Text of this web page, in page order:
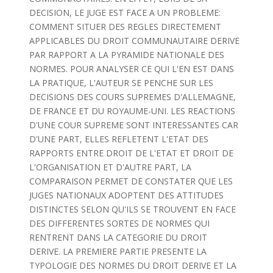
DECISION, LE JUGE EST FACE A UN PROBLEME:
COMMENT SITUER DES REGLES DIRECTEMENT
APPLICABLES DU DROIT COMMUNAUTAIRE DERIVE
PAR RAPPORT A LA PYRAMIDE NATIONALE DES
NORMES. POUR ANALYSER CE QUI L'EN EST DANS
LA PRATIQUE, L'AUTEUR SE PENCHE SUR LES
DECISIONS DES COURS SUPREMES D'ALLEMAGNE,
DE FRANCE ET DU ROYAUME-UNI. LES REACTIONS
D'UNE COUR SUPREME SONT INTERESSANTES CAR
D'UNE PART, ELLES REFLETENT L'ETAT DES
RAPPORTS ENTRE DROIT DE L'ETAT ET DROIT DE
L'ORGANISATION ET D'AUTRE PART, LA
COMPARAISON PERMET DE CONSTATER QUE LES
JUGES NATIONAUX ADOPTENT DES ATTITUDES
DISTINCTES SELON QU'ILS SE TROUVENT EN FACE
DES DIFFERENTES SORTES DE NORMES QUI
RENTRENT DANS LA CATEGORIE DU DROIT
DERIVE. LA PREMIERE PARTIE PRESENTE LA
TYPOLOGIE DES NORMES DU DROIT DERIVE ET LA